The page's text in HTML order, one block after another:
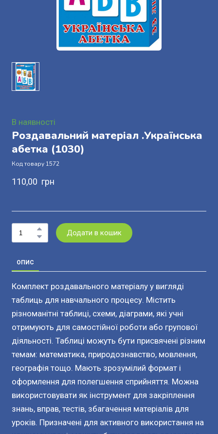
В наявності
Роздавальний матеріал .Українська
абетка (1030)
Код товару 1572
110,00  грн
Додати в кошик
ОПИС
Комплект роздавального матеріалу у вигляді
таблиць для навчального процесу. Містить
різноманітні таблиці, схеми, діаграми, які учні
отримують для самостійної роботи або групової
діяльності. Таблиці можуть бути присвячені різним
темам: математика, природознавство, мовлення,
географія тощо. Мають зрозумілий формат і
оформлення для полегшення сприйняття. Можна
використовувати як інструмент для закріплення
знань, вправ, тестів, збагачення матеріалів для
уроків. Призначені для активного використання на